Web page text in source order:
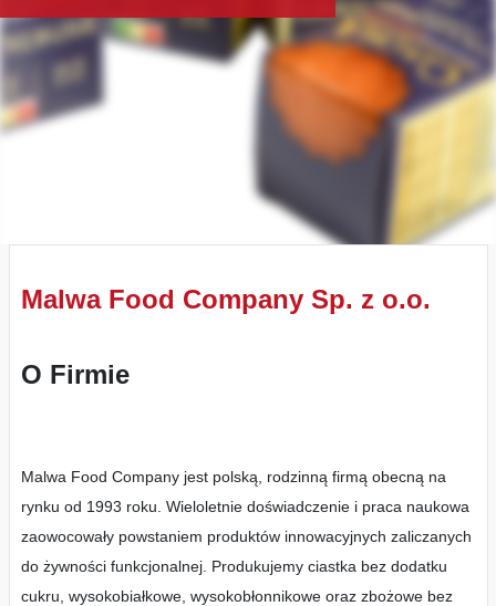
Malwa Food Company Sp. z o.o.
O Firmie
Malwa Food Company jest polską, rodzinną firmą obecną na
rynku od 1993 roku. Wieloletnie doświadczenie i praca naukowa
zaowocowały powstaniem produktów innowacyjnych zaliczanych
do żywności funkcjonalnej. Produkujemy ciastka bez dodatku
cukru, wysokobiałkowe, wysokobłonnikowe oraz zbożowe bez